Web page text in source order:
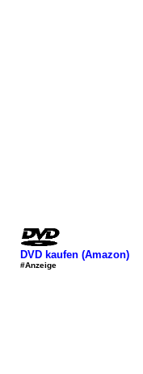
DVD kaufen (Amazon)
#Anzeige